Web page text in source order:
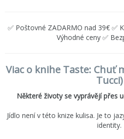
✅ Poštovné ZADARMO nad 39€ ✅
Výhodné ceny ✅
Viac o knihe Taste: Chuť
Tucci)
Některé životy se vyprávějí přes
Jídlo není v této knize kulisa. Je to
identity.